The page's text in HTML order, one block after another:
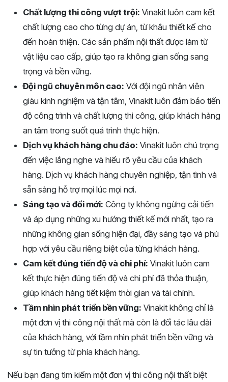
Chất lượng thi công vượt trội: Vinakit luôn cam kết
chất lượng cao cho từng dự án, từ khâu thiết kế cho
đến hoàn thiện. Các sản phẩm nội thất được làm từ
vật liệu cao cấp, giúp tạo ra không gian sống sang
trọng và bền vững.
Đội ngũ chuyên môn cao: Với đội ngũ nhân viên
giàu kinh nghiệm và tận tâm, Vinakit luôn đảm bảo tiến
độ công trình và chất lượng thi công, giúp khách hàng
an tâm trong suốt quá trình thực hiện.
Dịch vụ khách hàng chu đáo: Vinakit luôn chú trọng
đến việc lắng nghe và hiểu rõ yêu cầu của khách
hàng. Dịch vụ khách hàng chuyên nghiệp, tận tình và
sẵn sàng hỗ trợ mọi lúc mọi nơi.
Sáng tạo và đổi mới: Công ty không ngừng cải tiến
và áp dụng những xu hướng thiết kế mới nhất, tạo ra
những không gian sống hiện đại, đầy sáng tạo và phù
hợp với yêu cầu riêng biệt của từng khách hàng.
Cam kết đúng tiến độ và chi phí: Vinakit luôn cam
kết thực hiện đúng tiến độ và chi phí đã thỏa thuận,
giúp khách hàng tiết kiệm thời gian và tài chính.
Tầm nhìn phát triển bền vững: Vinakit không chỉ là
một đơn vị thi công nội thất mà còn là đối tác lâu dài
của khách hàng, với tầm nhìn phát triển bền vững và
sự tin tưởng từ phía khách hàng.
Nếu bạn đang tìm kiếm một đơn vị thi công nội thất biệt